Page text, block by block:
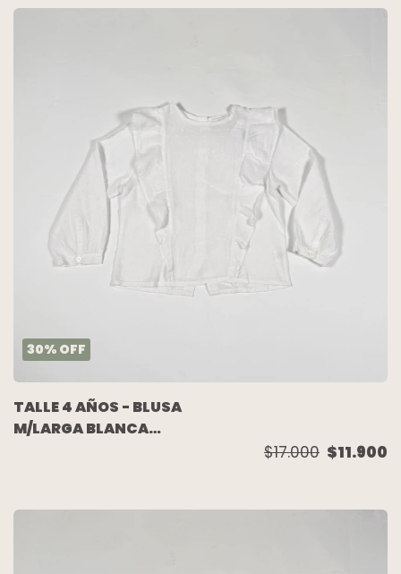
30% OFF
TALLE 4 AÑOS - BLUSA
M/LARGA BLANCA
$17.000 $11.900